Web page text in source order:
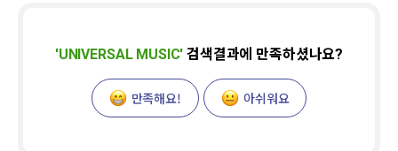
'UNIVERSAL MUSIC' 검색결과에 만족하셨나요?
만족해요! 아쉬워요